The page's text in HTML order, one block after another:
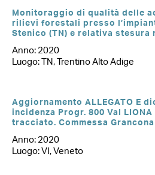
Monitoraggio di qualità delle
rilievi forestali presso
Stenico (TN) e relativa stesura
Anno: 2020
Luogo: TN, Trentino Alto Adige
Aggiornamento ALLEGATO E
incidenza Progr. 800 Val
tracciato. Commessa
Anno: 2020
Luogo: VI, Veneto